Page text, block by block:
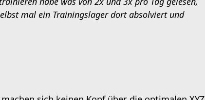
mal ein Trainingslager dort absolviert und